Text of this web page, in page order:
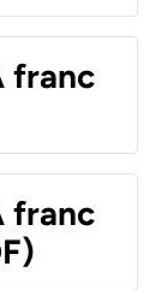
franc
franc